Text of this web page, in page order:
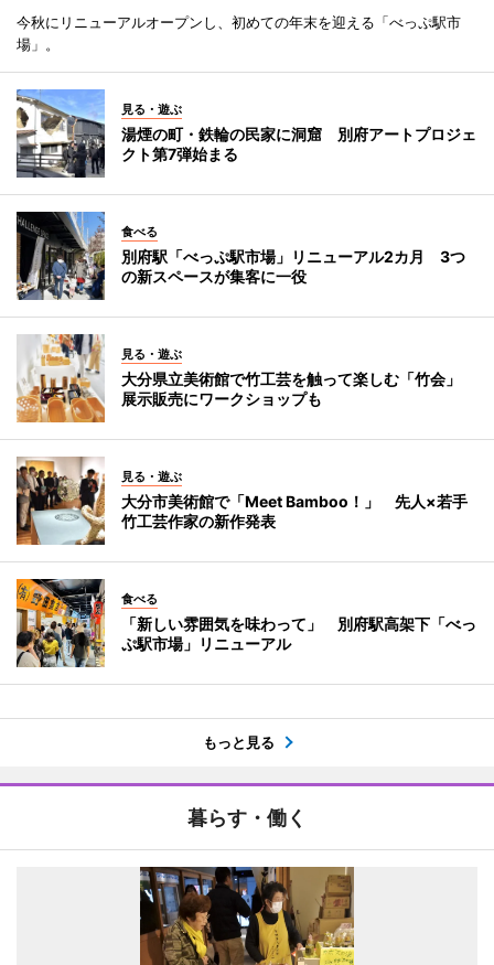
今秋にリニューアルオープンし、初めての年末を迎える「べっぷ駅市
場」。
見る・遊ぶ
湯煙の町・鉄輪の民家に洞窟 別府アートプロジェ
クト第7弾始まる
食べる
別府駅「べっぷ駅市場」リニューアル2カ月 3つ
の新スペースが集客に一役
見る・遊ぶ
大分県立美術館で竹工芸を触って楽しむ「竹会」
展示販売にワークショップも
見る・遊ぶ
大分市美術館で「Meet Bamboo！」 先人×若手
竹工芸作家の新作発表
食べる
「新しい雰囲気を味わって」 別府駅高架下「べっ
ぷ駅市場」リニューアル
もっと見る
暮らす・働く